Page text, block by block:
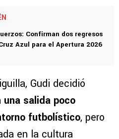
Confirman dos regresos
Azul para el Apertura 2026
Gudi decidió
una salida poco
futbolístico, pero
en la cultura